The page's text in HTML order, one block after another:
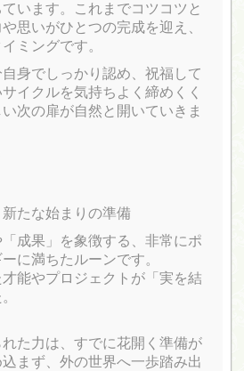
います。これまでコツコツと
思いがひとつの完成を迎え、
ミングです。
身でしっかり認め、祝福して
イクルを気持ちよく締めくく
次の扉が自然と開いていきま
たな始まりの準備
成果」を象徴する、非常にポ
に満ちたルーンです。
能やプロジェクトが「実を結
た力は、すでに花開く準備が
まず、外の世界へ一歩踏み出